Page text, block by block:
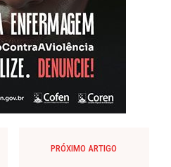
PRÓXIMO ARTIGO